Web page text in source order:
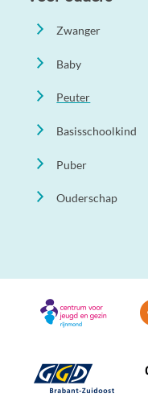
Zwanger
Baby
Peuter
Basisschoolkind
Puber
Ouderschap